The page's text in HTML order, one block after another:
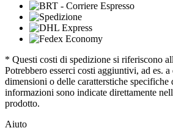
* Questi costi di spedizione si riferiscono
Potrebbero esserci costi aggiuntivi, ad es. a
dimensioni o delle caratterstiche specifiche
informazioni sono indicate direttamente
prodotto.
Aiuto